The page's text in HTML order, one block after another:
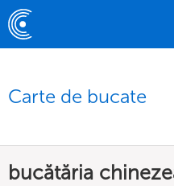
Carte de bucate
bucătăria